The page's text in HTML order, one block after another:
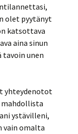
olet pyytänyt
katsottava
aina sinun
unen
yhteydenotot
ystävilleni,
vain omalta